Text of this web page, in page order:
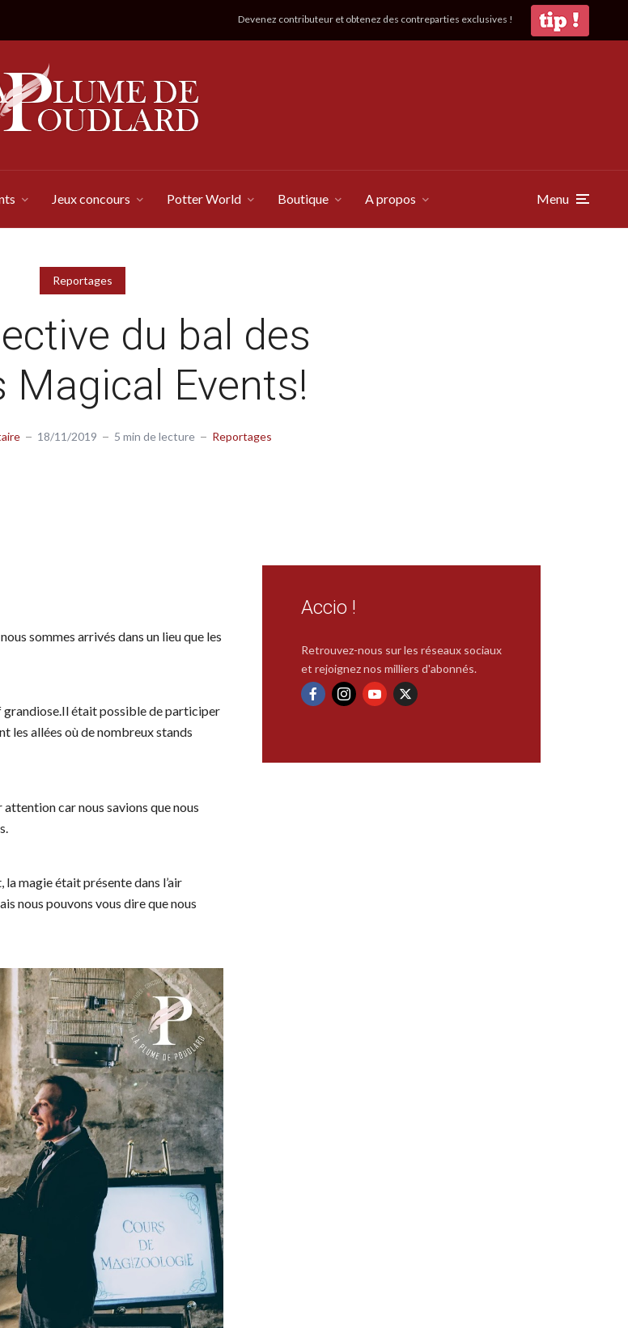
Devenez contributeur et obtenez des contreparties exclusives !
Jeux concours Potter World Boutique A propos Menu
Reportages
du bal des
Magical Events!
18/11/2019 5 min de lecture Reportages
sommes arrivés dans un lieu que les
était possible de participer
les allées où de nombreux stands
car nous savions que nous
magie était présente dans l’air
nous pouvons vous dire que nous
Accio !
Retrouvez-nous sur les réseaux sociaux
et rejoignez nos milliers d'abonnés.